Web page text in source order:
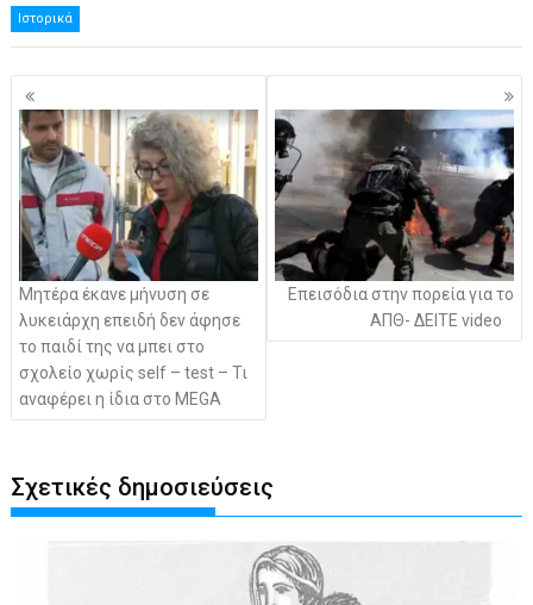
Ιστορικά
Πλοήγηση
άρθρων
Μητέρα έκανε μήνυση σε
λυκειάρχη επειδή δεν άφησε
το παιδί της να μπει στο
σχολείο χωρίς self – test – Τι
αναφέρει η ίδια στο MEGA
Επεισόδια στην πορεία για το
ΑΠΘ- ΔΕΙΤΕ video
Σχετικές δημοσιεύσεις